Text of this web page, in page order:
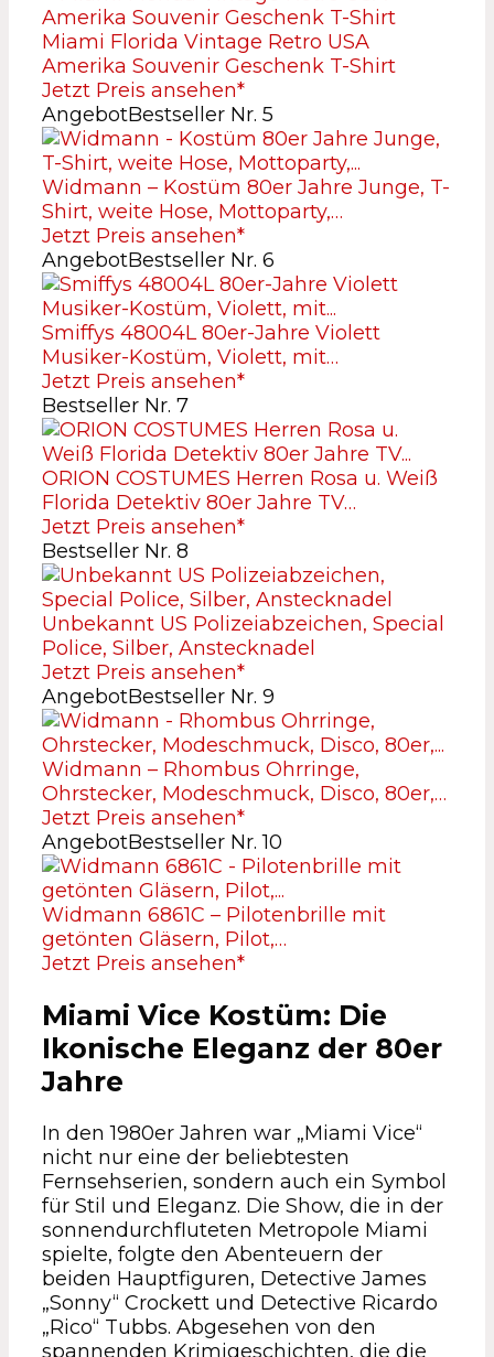
Miami Florida Vintage Retro USA
Amerika Souvenir Geschenk T-Shirt
Jetzt Preis ansehen*
AngebotBestseller Nr. 5
Widmann – Kostüm 80er Jahre Junge, T-
Shirt, weite Hose, Mottoparty,…
Jetzt Preis ansehen*
AngebotBestseller Nr. 6
Smiffys 48004L 80er-Jahre Violett
Musiker-Kostüm, Violett, mit…
Jetzt Preis ansehen*
Bestseller Nr. 7
ORION COSTUMES Herren Rosa u. Weiß
Florida Detektiv 80er Jahre TV…
Jetzt Preis ansehen*
Bestseller Nr. 8
Unbekannt US Polizeiabzeichen, Special
Police, Silber, Anstecknadel
Jetzt Preis ansehen*
AngebotBestseller Nr. 9
Widmann – Rhombus Ohrringe,
Ohrstecker, Modeschmuck, Disco, 80er,…
Jetzt Preis ansehen*
AngebotBestseller Nr. 10
Widmann 6861C – Pilotenbrille mit
getönten Gläsern, Pilot,…
Jetzt Preis ansehen*
Miami Vice Kostüm: Die
Ikonische Eleganz der 80er
Jahre
In den 1980er Jahren war „Miami Vice“
nicht nur eine der beliebtesten
Fernsehserien, sondern auch ein Symbol
für Stil und Eleganz. Die Show, die in der
sonnendurchfluteten Metropole Miami
spielte, folgte den Abenteuern der
beiden Hauptfiguren, Detective James
„Sonny“ Crockett und Detective Ricardo
„Rico“ Tubbs. Abgesehen von den
spannenden Krimigeschichten, die die